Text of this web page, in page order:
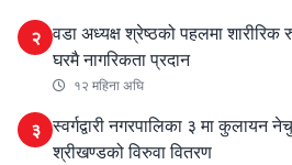
२ वडा अध्यक्ष श्रेष्ठको पहलमा
घरमै नागरिकता प्रदान
१२ महिना अघि
३ स्वर्गद्वारी नगरपालिका ३ मा कुलायन
श्रीखण्डको विरुवा वितरण